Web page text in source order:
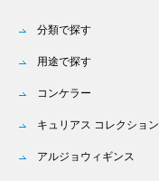
分類で探す
用途で探す
コンケラー
キュリアス コレクション
アルジョウィギンス